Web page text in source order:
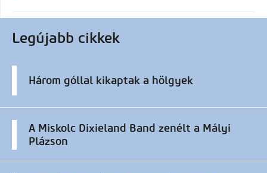
Legújabb cikkek
Három góllal kikaptak a hölgyek
A Miskolc Dixieland Band zenélt a Mályi
Plázson